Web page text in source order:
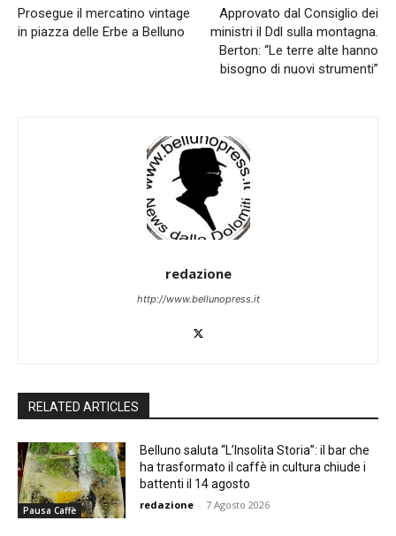
Prosegue il mercatino vintage
in piazza delle Erbe a Belluno
Approvato dal Consiglio dei
ministri il Ddl sulla montagna.
Berton: “Le terre alte hanno
bisogno di nuovi strumenti”
redazione
http://www.bellunopress.it
RELATED ARTICLES
Pausa Caffè
Belluno saluta “L’Insolita Storia”: il bar che
ha trasformato il caffè in cultura chiude i
battenti il 14 agosto
redazione - 7 Agosto 2026